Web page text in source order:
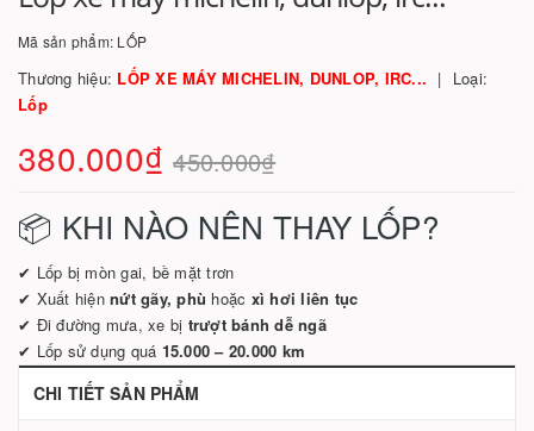
Mã sản phẩm: LỐP
Thương hiệu: LỐP XE MÁY MICHELIN, DUNLOP, IRC...
Loại:
Lốp
380.000₫ 450.000₫
📦 KHI NÀO NÊN THAY LỐP?
✔ Lốp bị mòn gai, bề mặt trơn
✔ Xuất hiện nứt gãy, phù hoặc xì hơi liên tục
✔ Đi đường mưa, xe bị trượt bánh dễ ngã
✔ Lốp sử dụng quá 15.000 – 20.000 km
CHI TIẾT SẢN PHẨM